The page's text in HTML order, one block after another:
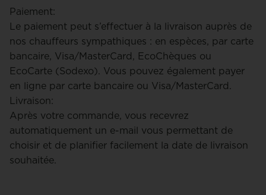
Paiement:
Le paiement peut s’effectuer à la livraison auprès de
nos chauffeurs sympathiques : en espèces, par carte
bancaire, Visa/MasterCard, EcoChèques ou
EcoCarte (Sodexo). Vous pouvez également payer
en ligne par carte bancaire ou Visa/MasterCard.
Livraison:
Après votre commande, vous recevrez
automatiquement un e-mail vous permettant de
choisir et de planifier facilement la date de livraison
souhaitée.